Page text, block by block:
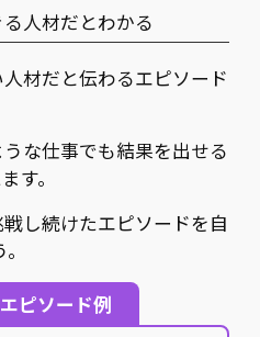
人材だとわかる
材だと伝わるエピソード
な仕事でも結果を出せる
す。
し続けたエピソードを自
ピソード例